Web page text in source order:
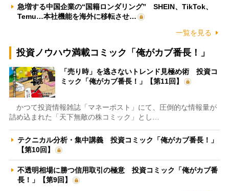
急増する中国企業の“国籍ロンダリング” SHEIN、TikTok、
Temu…本社機能を海外に移転させ…
一覧を見る
投資ノウハウ満載コミック「俺がカブ番長！」
「売り時」を逃さないトレンド見極め術 投資コ
ミック「俺がカブ番長！」【第11回】
かつて投資情報雑誌「マネーポスト」にて、圧倒的な情報量が
詰め込まれた「天下無敵の株コミック」とし…
テクニカル分析・集中講義 投資コミック「俺がカブ番長！」
【第10回】
不透明相場に勝つ信用取引の極意 投資コミック「俺がカブ番
長！」【第9回】